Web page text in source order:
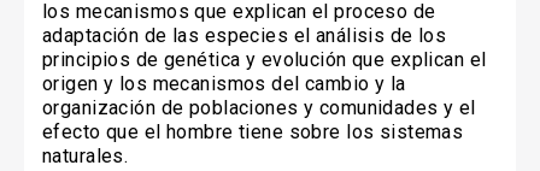
los mecanismos que explican el proceso de
adaptación de las especies el análisis de los
principios de genética y evolución que explican el
origen y los mecanismos del cambio y la
organización de poblaciones y comunidades y el
efecto que el hombre tiene sobre los sistemas
naturales.